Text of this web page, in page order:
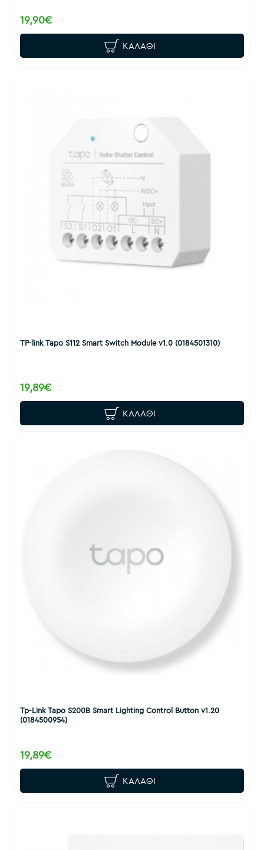
19,90€
ΚΑΛΆΘΙ
TP-link Tapo S112 Smart Switch Module v1.0 (0184501310)
19,89€
ΚΑΛΆΘΙ
Tp-Link Tapo S200B Smart Lighting Control Button v1.20
(0184500954)
19,89€
ΚΑΛΆΘΙ